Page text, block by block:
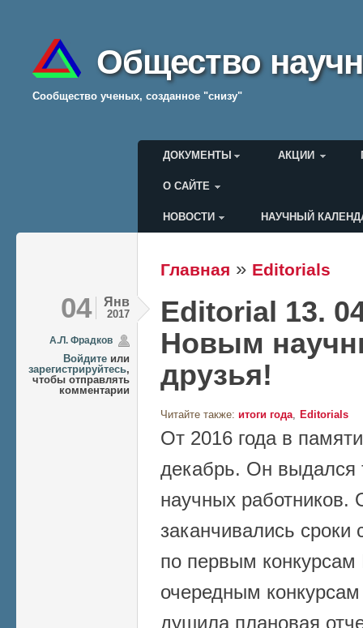
Общество
Cообщество ученых, созданное "снизу"
Главное меню
ДОКУМЕНТЫ АКЦИИ
О САЙТЕ
Меню пользователя
НОВОСТИ НАУЧНЫЙ
Вы здесь
Главная » Editorials
04 Янв
2017
А.Л. Фрадков
Войдите или
зарегистрируйтесь,
чтобы отправлять
комментарии
Editorial 13.
Новым
друзья!
Читайте также: итоги года Editorials
От 2016 года в
декабрь. Он выдался
научных работников.
заканчивались сроки
по первым
очередным
душила плановая